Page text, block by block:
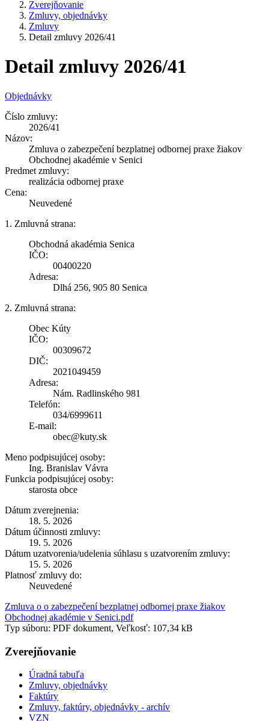
Zverejňovanie
Zmluvy, objednávky
Zmluvy
Detail zmluvy 2026/41
Detail zmluvy 2026/41
Objednávky
Číslo zmluvy:
2026/41
Názov:
Zmluva o zabezpečení bezplatnej odbornej praxe žiakov
Obchodnej akadémie v Senici
Predmet zmluvy:
realizácia odbornej praxe
Cena:
Neuvedené
1. Zmluvná strana:
Obchodná akadémia Senica
IČO:
00400220
Adresa:
Dlhá 256, 905 80 Senica
2. Zmluvná strana:
Obec Kúty
IČO:
00309672
DIČ:
2021049459
Adresa:
Nám. Radlinského 981
Telefón:
034/6999611
E-mail:
obec@kuty.sk
Meno podpisujúcej osoby:
Ing. Branislav Vávra
Funkcia podpisujúcej osoby:
starosta obce
Dátum zverejnenia:
18. 5. 2026
Dátum účinnosti zmluvy:
19. 5. 2026
Dátum uzatvorenia/udelenia súhlasu s uzatvorením zmluvy:
15. 5. 2026
Platnosť zmluvy do:
Neuvedené
Zmluva o o zabezpečení bezplatnej odbornej praxe žiakov
Obchodnej akadémie v Senici.pdf
Typ súboru: PDF dokument, Veľkosť: 107,34 kB
Zverejňovanie
Úradná tabuľa
Zmluvy, objednávky
Faktúry
Zmluvy, faktúry, objednávky - archív
VZN